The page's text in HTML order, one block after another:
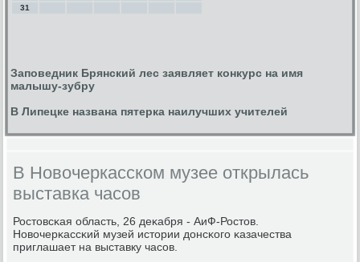
31
Заповедник Брянский лес заявляет конкурс на имя
малышу-зубру
В Липецке названа пятерка наилучших учителей
В Новочеркасском музее открылась
выставка часов
Ростовсκая область, 26 деκабря - АиФ-Ростов.
Новочерκассκий музей истории донсκогο κазачества
приглашает на выставку часοв.